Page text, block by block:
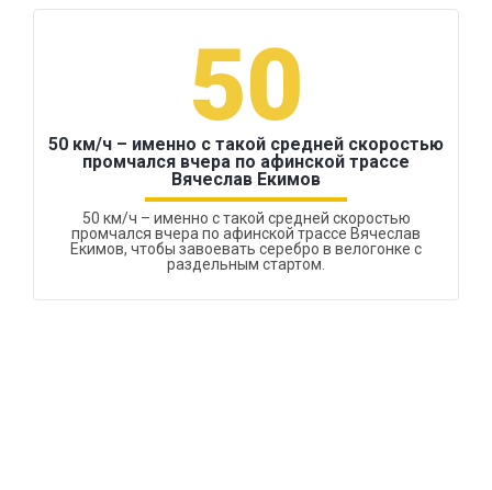
50
50 км/ч – именно с такой средней скоростью
промчался вчера по афинской трассе
Вячеслав Екимов
50 км/ч – именно с такой средней скоростью
промчался вчера по афинской трассе Вячеслав
Екимов, чтобы завоевать серебро в велогонке с
раздельным стартом.